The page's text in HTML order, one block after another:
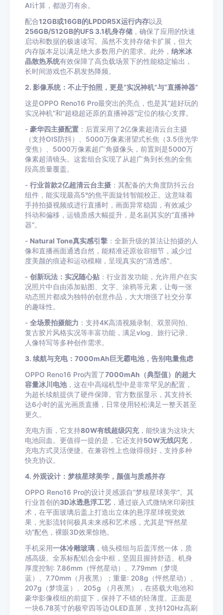
AI计算，都游刃有余。
配合12GB或16GB的LPDDR5X运行内存以及
256GB/512GB的UFS 3.1机身存储 ，确保了应用的快速
启动和数据的极速读写。虽然不支持存储卡扩展，但大
内存版本足以满足绝大多数用户的需求。此外， 纳米冰
晶散热系统有效保障了高负载场景下的性能稳定输出，
长时间游戏也不易发热降频。
2. 影像系统：不止于拍照，更是“实况神机”与“直播神器”
这是OPPO Reno16 Pro最突出的亮点，也是其“超好玩的
实况神机”和“超稳超还原的直播神器”定位的核心支撑。
- 豪华四主摄配置 ：后置采用了2亿像素超清云台主摄
（支持OIS防抖）、5000万像素潜望式长焦（3.5倍光学
变焦）、5000万像素超广角摄像头，前置则是5000万
像素超清镜头。这套组合实现了从超广角到长焦的全焦
段高质量覆盖。
- 行业首款2亿超清云台主摄 ：其配备的大角度防抖云台
组件，能实现最高5°的焦平面旋转智能校正。这意味着
手持拍摄视频或进行直播时，画面异常稳固，有效减少
抖动和偏移，运镜质感大幅提升，是名副其实的“直播神
器”。
- Natural Tone真实感引擎 ：全新升级的算法让拍摄的人
像和直播画面通透自然，能精准还原妆容细节，减少过
度美颜的痕迹和运动模糊，呈现真实的“清透感”。
- 创新玩法：实况随心贴 ：行业首发功能，允许用户在实
况照片中自由添加贴图、文字、涂鸦等元素，让每一张
动态照片都成为独特的创意作品，大大增强了社交分享
的趣味性。
- 全场景拍摄能力 ：支持4K高清视频录制、双景同拍、
复古胶片风格实况等丰富功能，满足vlog、旅行记录、
人像特写等多种创作需求。
3. 续航与充电：7000mAh巨无霸电池，告别电量焦虑
OPPO Reno16 Pro内置了7000mAh（典型值）的超大
容量冰川电池，这在中高端机型中是非常罕见的配置，
为超长续航提供了硬件保障。官方数据显示，其支持长
达6小时的蓝光画质直播，日常使用轻松满足一整天甚至
更久。
充电方面，它支持80W有线超级闪充，能快速为这块大
电池回血。更值得一提的是，它还支持50W无线闪充，
充电方式灵活便捷。在兼容性上也做得很好，支持多种
快充协议。
4. 外观设计：梦核星球美学，颜值与质感并存
OPPO Reno16 Pro的设计灵感源自“梦核星球美学”。其
行业首创的3D冰透悬浮工艺 ，通过嵌入式微纳米印刷技
术，在平面玻璃后盖上打造出立体的悬浮星球视觉效
果，光影流转间极具未来感和艺术感，尤其是“怦然星
动”配色，裸眼3D效果惊艳。
手机采用一体冷雕玻璃 ，镜头模组与后盖浑然一体，质
感高级。全系标配铝合金中框，坚固且握持舒适。机身
厚度控制: 7.86mm（怦然星动）、7.79mm（梦境
蓝）、7.70mm（月夜黑）；重量: 208g（怦然星动）、
207g（梦境蓝）、205g （月夜黑），在搭载大电池和
豪华影像模组的前提下，保持了不错的轻薄度。正面是
一块6.78英寸的极窄四等边OLED直屏，支持120Hz高刷